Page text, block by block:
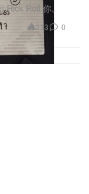
Roll 你。
333 0